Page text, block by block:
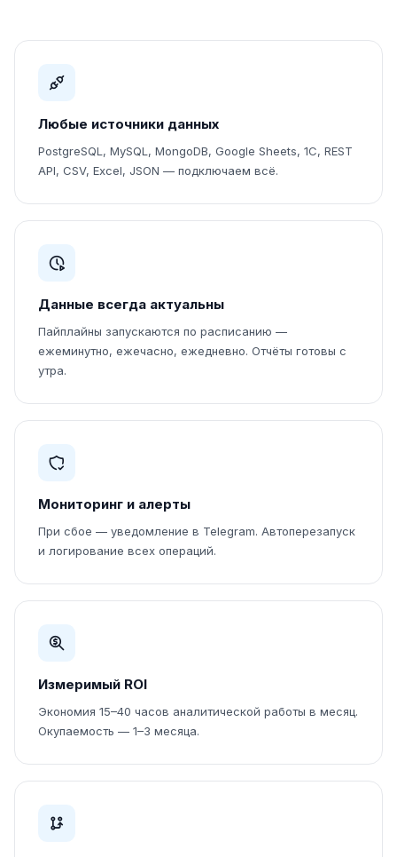
Любые источники данных
PostgreSQL, MySQL, MongoDB, Google Sheets, 1С, REST
API, CSV, Excel, JSON — подключаем всё.
Данные всегда актуальны
Пайплайны запускаются по расписанию —
ежеминутно, ежечасно, ежедневно. Отчёты готовы с
утра.
Мониторинг и алерты
При сбое — уведомление в Telegram. Автоперезапуск
и логирование всех операций.
Измеримый ROI
Экономия 15–40 часов аналитической работы в месяц.
Окупаемость — 1–3 месяца.